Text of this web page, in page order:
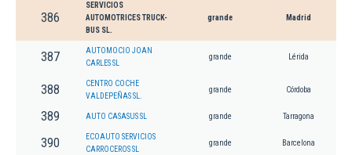
386
SERVICIOS
AUTOMOTRICES TRUCK-
BUS SL.
grande Madrid
387
AUTOMOCIO JOAN
CARLES SL
grande Lérida
388
CENTRO COCHE
VALDEPEÑAS SL.
grande Córdoba
389 AUTO CASASUS SL grande Tarragona
390
ECOAUTO SERVICIOS
CARROCEROS SL
grande Barcelona